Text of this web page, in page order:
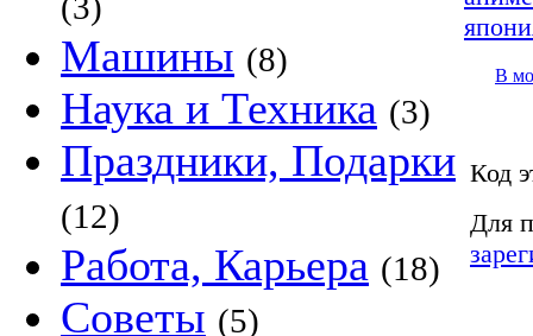
Машины (8)
Наука и Техника (3)
Праздники, Подарки
(12)
Работа, Карьера (18)
Советы (5)
В
Код
Для